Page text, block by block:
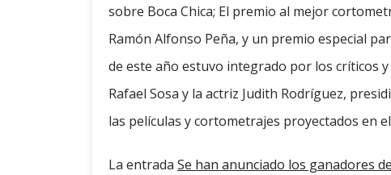
sobre Boca Chica; El premio al mejor
Ramón Alfonso Peña, y un premio especial
de este año estuvo integrado por los críticos
Rafael Sosa y la actriz Judith Rodríguez,
las películas y cortometrajes proyectados en
La entrada Se han anunciado los ganadores